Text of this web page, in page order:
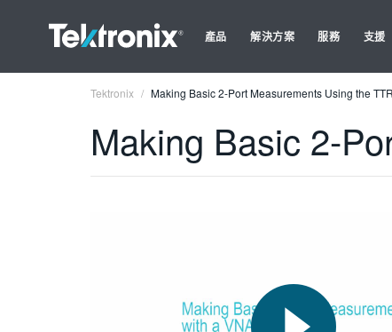
產品 解決方案 服務 支援
Tektronix Making Basic 2-Port Measurements Using the
Making Basic 2-